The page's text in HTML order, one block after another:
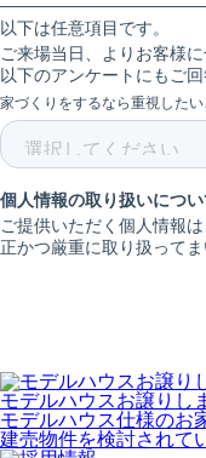
モデルハウスお譲りし
モデルハウス仕様のお
建売物件を検討されて